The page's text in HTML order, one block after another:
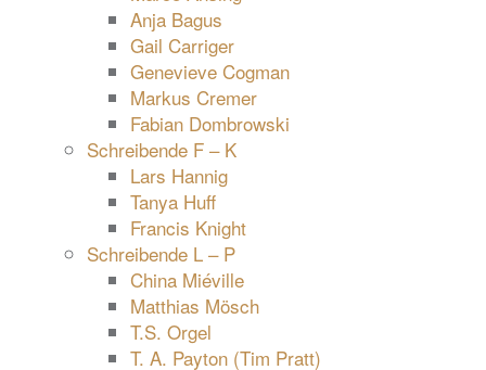
Anja Bagus
Gail Carriger
Genevieve Cogman
Markus Cremer
Fabian Dombrowski
Schreibende F – K
Lars Hannig
Tanya Huff
Francis Knight
Schreibende L – P
China Miéville
Matthias Mösch
T.S. Orgel
T. A. Payton (Tim Pratt)